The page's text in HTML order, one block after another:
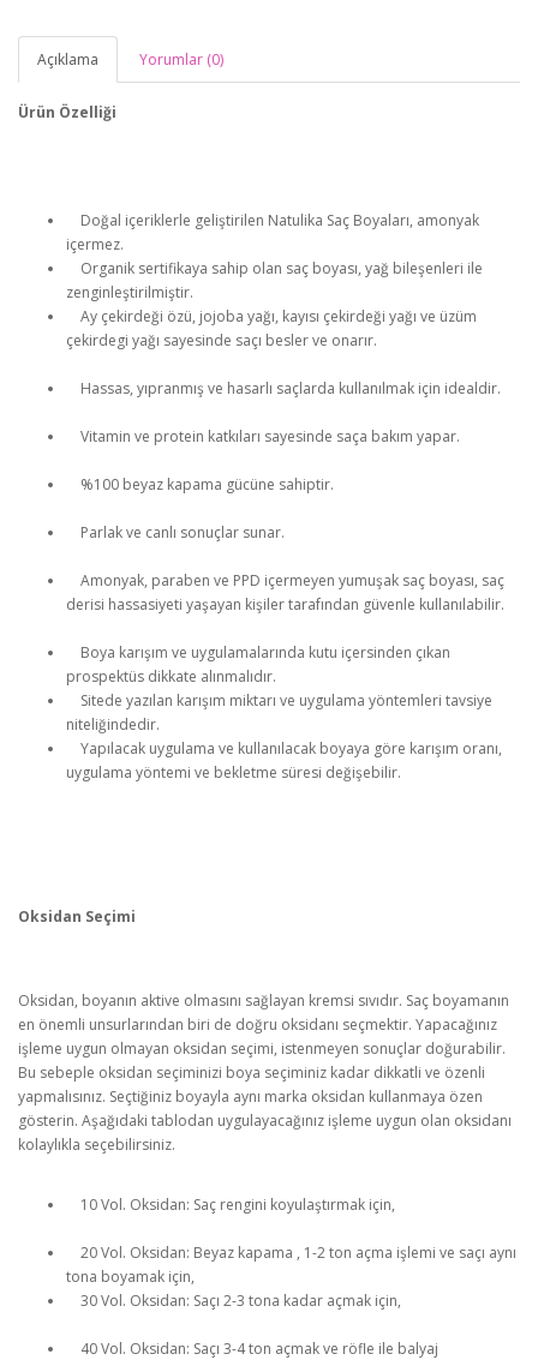
Açıklama Yorumlar (0)
Ürün Özelliği
Doğal içeriklerle geliştirilen Natulika Saç Boyaları, amonyak
içermez.
Organik sertifikaya sahip olan saç boyası, yağ bileşenleri ile
zenginleştirilmiştir.
Ay çekirdeği özü, jojoba yağı, kayısı çekirdeği yağı ve üzüm
çekirdegi yağı sayesinde saçı besler ve onarır.
Hassas, yıpranmış ve hasarlı saçlarda kullanılmak için idealdir.
Vitamin ve protein katkıları sayesinde saça bakım yapar.
%100 beyaz kapama gücüne sahiptir.
Parlak ve canlı sonuçlar sunar.
Amonyak, paraben ve PPD içermeyen yumuşak saç boyası, saç
derisi hassasiyeti yaşayan kişiler tarafından güvenle kullanılabilir.
Boya karışım ve uygulamalarında kutu içersinden çıkan
prospektüs dikkate alınmalıdır.
Sitede yazılan karışım miktarı ve uygulama yöntemleri tavsiye
niteliğindedir.
Yapılacak uygulama ve kullanılacak boyaya göre karışım oranı,
uygulama yöntemi ve bekletme süresi değişebilir.
Oksidan Seçimi
Oksidan, boyanın aktive olmasını sağlayan kremsi sıvıdır. Saç boyamanın
en önemli unsurlarından biri de doğru oksidanı seçmektir. Yapacağınız
işleme uygun olmayan oksidan seçimi, istenmeyen sonuçlar doğurabilir.
Bu sebeple oksidan seçiminizi boya seçiminiz kadar dikkatli ve özenli
yapmalısınız. Seçtiğiniz boyayla aynı marka oksidan kullanmaya özen
gösterin. Aşağıdaki tablodan uygulayacağınız işleme uygun olan oksidanı
kolaylıkla seçebilirsiniz.
10 Vol. Oksidan: Saç rengini koyulaştırmak için,
20 Vol. Oksidan: Beyaz kapama , 1-2 ton açma işlemi ve saçı aynı
tona boyamak için,
30 Vol. Oksidan: Saçı 2-3 tona kadar açmak için,
40 Vol. Oksidan: Saçı 3-4 ton açmak ve röfle ile balyaj